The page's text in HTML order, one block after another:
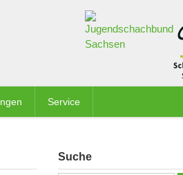
Service
Suche